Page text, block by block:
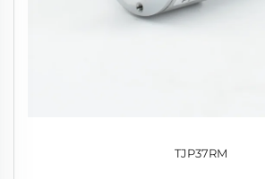
TJP37RM